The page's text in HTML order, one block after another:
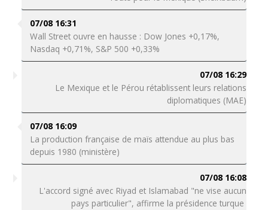
07/08 16:31
Wall Street ouvre en hausse : Dow Jones +0,17%,
Nasdaq +0,71%, S&P 500 +0,33%
07/08 16:29
Le Mexique et le Pérou rétablissent leurs relations
diplomatiques (MAE)
07/08 16:09
La production française de maïs attendue au plus bas
depuis 1980 (ministère)
07/08 16:08
L'accord signé avec Riyad et Islamabad "ne vise aucun
pays particulier", affirme la présidence turque